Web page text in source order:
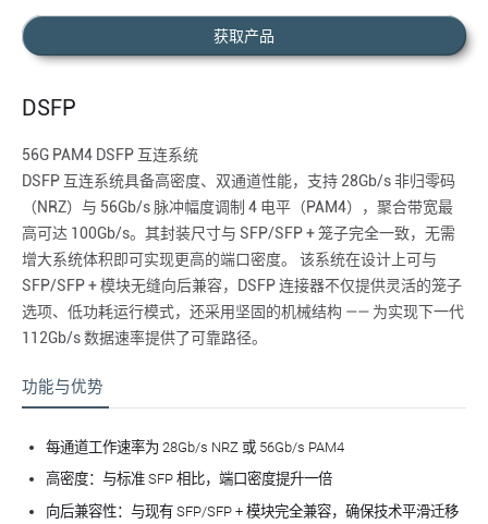
获取产品
DSFP
56G PAM4 DSFP 互连系统
DSFP 互连系统具备高密度、双通道性能，支持 28Gb/s 非归零码
（NRZ）与 56Gb/s 脉冲幅度调制 4 电平（PAM4），聚合带宽最
高可达 100Gb/s。其封装尺寸与 SFP/SFP + 笼子完全一致，无需
增大系统体积即可实现更高的端口密度。 该系统在设计上可与
SFP/SFP + 模块无缝向后兼容，DSFP 连接器不仅提供灵活的笼子
选项、低功耗运行模式，还采用坚固的机械结构 —— 为实现下一代
112Gb/s 数据速率提供了可靠路径。
功能与优势
每通道工作速率为 28Gb/s NRZ 或 56Gb/s PAM4
高密度：与标准 SFP 相比，端口密度提升一倍
向后兼容性：与现有 SFP/SFP + 模块完全兼容，确保技术平滑迁移